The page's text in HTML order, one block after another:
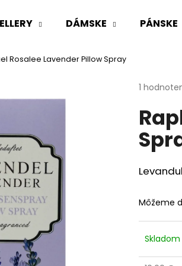
DÁMSKE PÁNSKE
Rosalee Lavender Pillow Spray
Priemerné
produktu
je
5,0
z
1
Môžeme
Skladom
Čo potrebujete nájsť?
Odporúčame